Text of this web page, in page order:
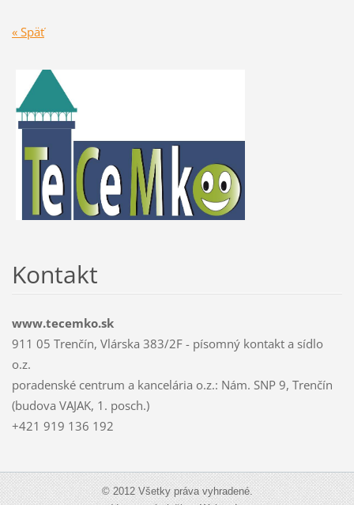
« Späť
Kontakt
www.tecemko.sk
911 05 Trenčín, Vlárska 383/2F - písomný kontakt a sídlo
o.z.
poradenské centrum a kancelária o.z.: Nám. SNP 9, Trenčín
(budova VAJAK, 1. posch.)
+421 919 136 192
© 2012 Všetky práva vyhradené.